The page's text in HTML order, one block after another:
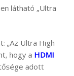
látható „Ultra
„Az Ultra High
hogy a HDMI
adott